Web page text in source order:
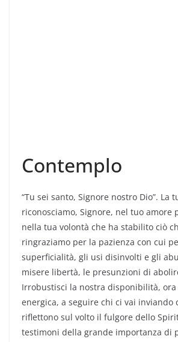
Contemplo
“Tu sei santo, Signore nostro Dio”. La
riconosciamo, Signore, nel tuo amore
nella tua volontà che ha stabilito ciò
ringraziamo per la pazienza con cui
superficialità, gli usi disinvolti e gli
misere libertà, le presunzioni di
Irrobustisci la nostra disponibilità,
energica, a seguire chi ci vai inviando
riflettono sul volto il fulgore dello
testimoni della grande importanza di